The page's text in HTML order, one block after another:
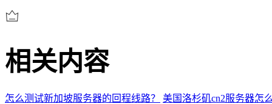
相关内容
怎么测试新加坡服务器的回程线路？
美国洛杉矶cn2服务器怎